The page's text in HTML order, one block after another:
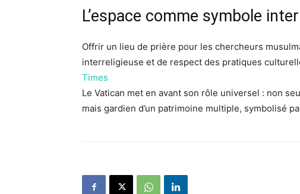
L’espace comme symbole
Offrir un lieu de prière pour les chercheurs
interreligieuse et de respect des pratiques
Times
Le Vatican met en avant son rôle universel : non
mais gardien d’un patrimoine multiple, symbolisé